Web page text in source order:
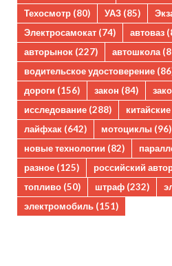
Техосмотр (80) УАЗ (85)
Электросамокат (74) автоваз
авторынок (227) автошкола
водительское удостоверение
дороги (156) закон (84)
исследование (288)
лайфхак (642) мотоциклы (96)
новые технологии (82)
разное (125) российский
топливо (50) штраф (232)
электромобиль (151)